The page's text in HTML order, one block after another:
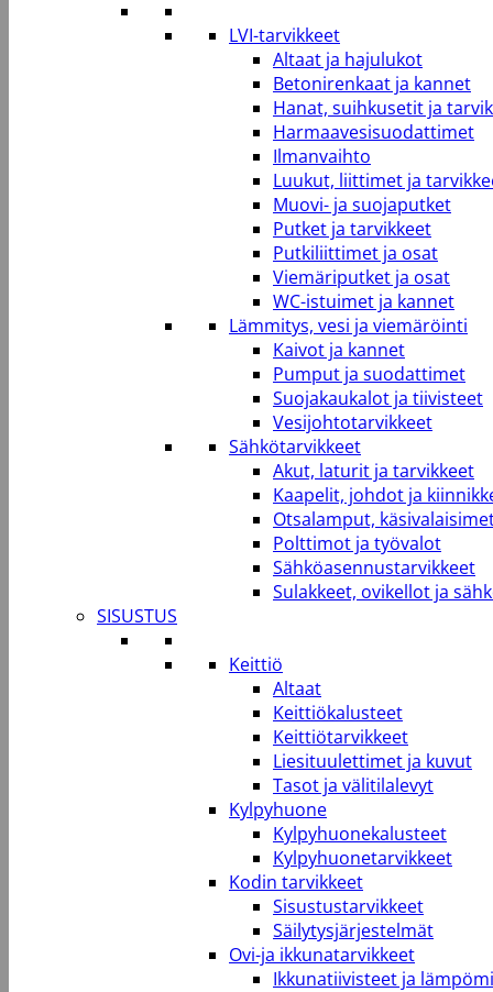
LVI-tarvikkeet
Altaat ja hajulukot
Betonirenkaat ja kannet
Hanat, suihkusetit ja
Harmaavesisuodattimet
Ilmanvaihto
Luukut, liittimet ja
Muovi- ja suojaputket
Putket ja tarvikkeet
Putkiliittimet ja osat
Viemäriputket ja osat
WC-istuimet ja kannet
Lämmitys, vesi ja viemäröinti
Kaivot ja kannet
Pumput ja suodattimet
Suojakaukalot ja tiivisteet
Vesijohtotarvikkeet
Sähkötarvikkeet
Akut, laturit ja tarvikkeet
Kaapelit, johdot ja
Otsalamput,
Polttimot ja työvalot
Sähköasennustarvikkeet
Sulakkeet, ovikellot ja
SISUSTUS
Keittiö
Altaat
Keittiökalusteet
Keittiötarvikkeet
Liesituulettimet ja kuvut
Tasot ja välitilalevyt
Kylpyhuone
Kylpyhuonekalusteet
Kylpyhuonetarvikkeet
Kodin tarvikkeet
Sisustustarvikkeet
Säilytysjärjestelmät
Ovi-ja ikkunatarvikkeet
Ikkunatiivisteet ja